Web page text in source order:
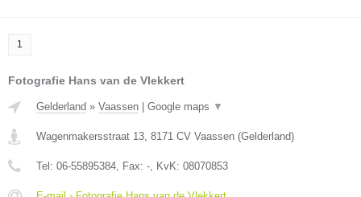
1
Fotografie Hans van de Vlekkert
Gelderland » Vaassen Google maps ▼
Wagenmakersstraat 13, 8171 CV Vaassen (Gelderland)
Tel: 06-55895384, Fax: -, KvK: 08070853